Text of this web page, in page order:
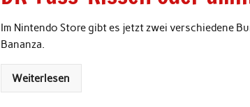
Im Nintendo Store gibt es jetzt zwei verschiedene
Bananza.
Weiterlesen